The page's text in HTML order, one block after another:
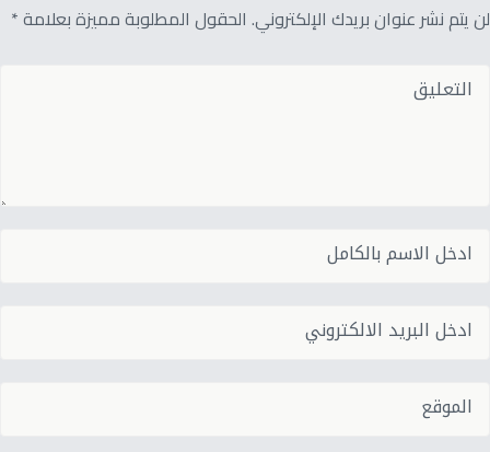
لن يتم نشر عنوان بريدك الإلكتروني. الحقول المطلوبة مميزة بعلامة *